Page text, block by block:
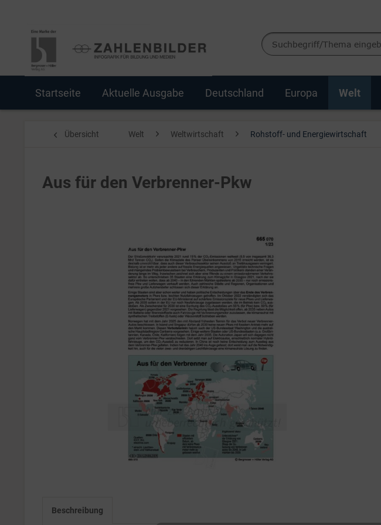
Startseite Aktuelle Ausgabe Deutschland Europa Welt
Übersicht Welt Weltwirtschaft Rohstoff- und Energiewirtschaft
Aus für den Verbrenner-Pkw
Beschreibung